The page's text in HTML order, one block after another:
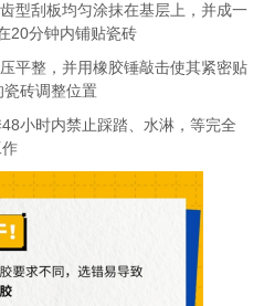
型刮板均匀涂抹在基层上，并成一
20分钟内铺贴瓷砖
平整，并用橡胶锤敲击使其紧密贴
砖调整位置
48小时内禁止踩踏、水淋，等完全